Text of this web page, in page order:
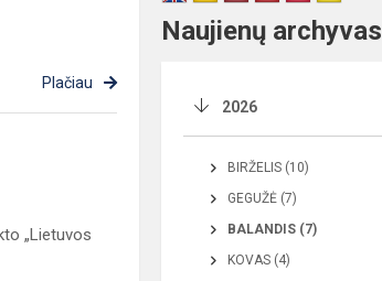
Plačiau
„Lietuvos
Naujienų archyvas
2026
BIRŽELIS (10)
GEGUŽĖ (7)
BALANDIS (7)
KOVAS (4)